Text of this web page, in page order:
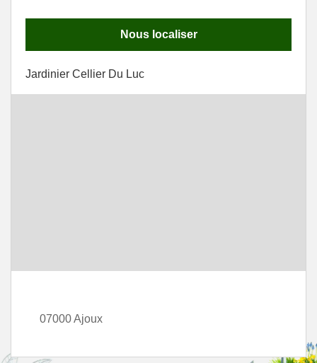
Nous localiser
Jardinier Cellier Du Luc
07000 Ajoux